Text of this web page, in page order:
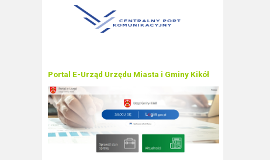
Portal E-Urząd Urzędu Miasta i Gminy Kikół